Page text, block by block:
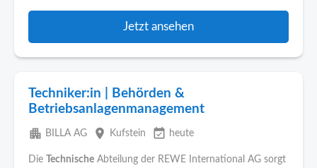
Jetzt ansehen
Techniker:in | Behörden &
Betriebsanlagenmanagement
apartment BILLA AG place Kufstein event_available heute
Die Technische Abteilung der REWE International AG sorgt